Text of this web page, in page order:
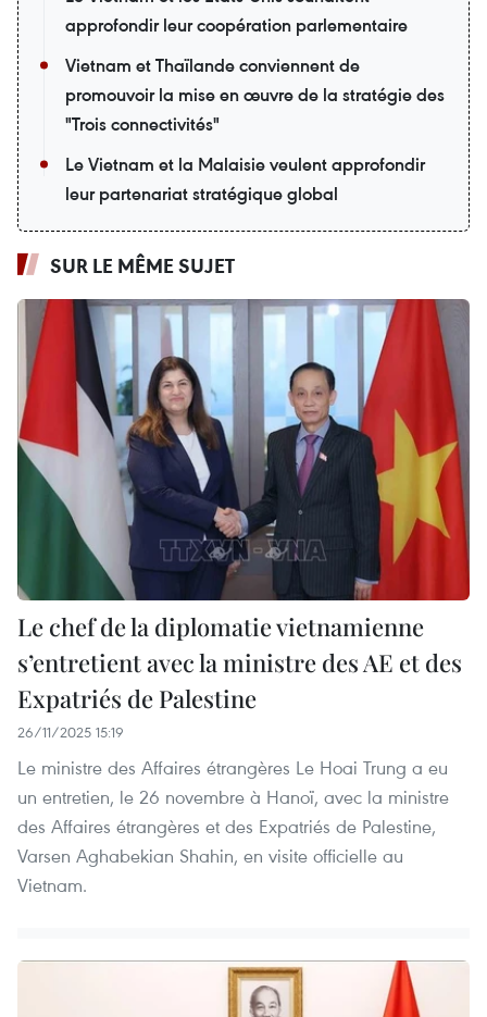
approfondir leur coopération parlementaire
Vietnam et Thaïlande conviennent de
promouvoir la mise en œuvre de la stratégie des
"Trois connectivités"
Le Vietnam et la Malaisie veulent approfondir
leur partenariat stratégique global
SUR LE MÊME SUJET
Le chef de la diplomatie vietnamienne
s’entretient avec la ministre des AE et des
Expatriés de Palestine
26/11/2025 15:19
Le ministre des Affaires étrangères Le Hoai Trung a eu
un entretien, le 26 novembre à Hanoï, avec la ministre
des Affaires étrangères et des Expatriés de Palestine,
Varsen Aghabekian Shahin, en visite officielle au
Vietnam.